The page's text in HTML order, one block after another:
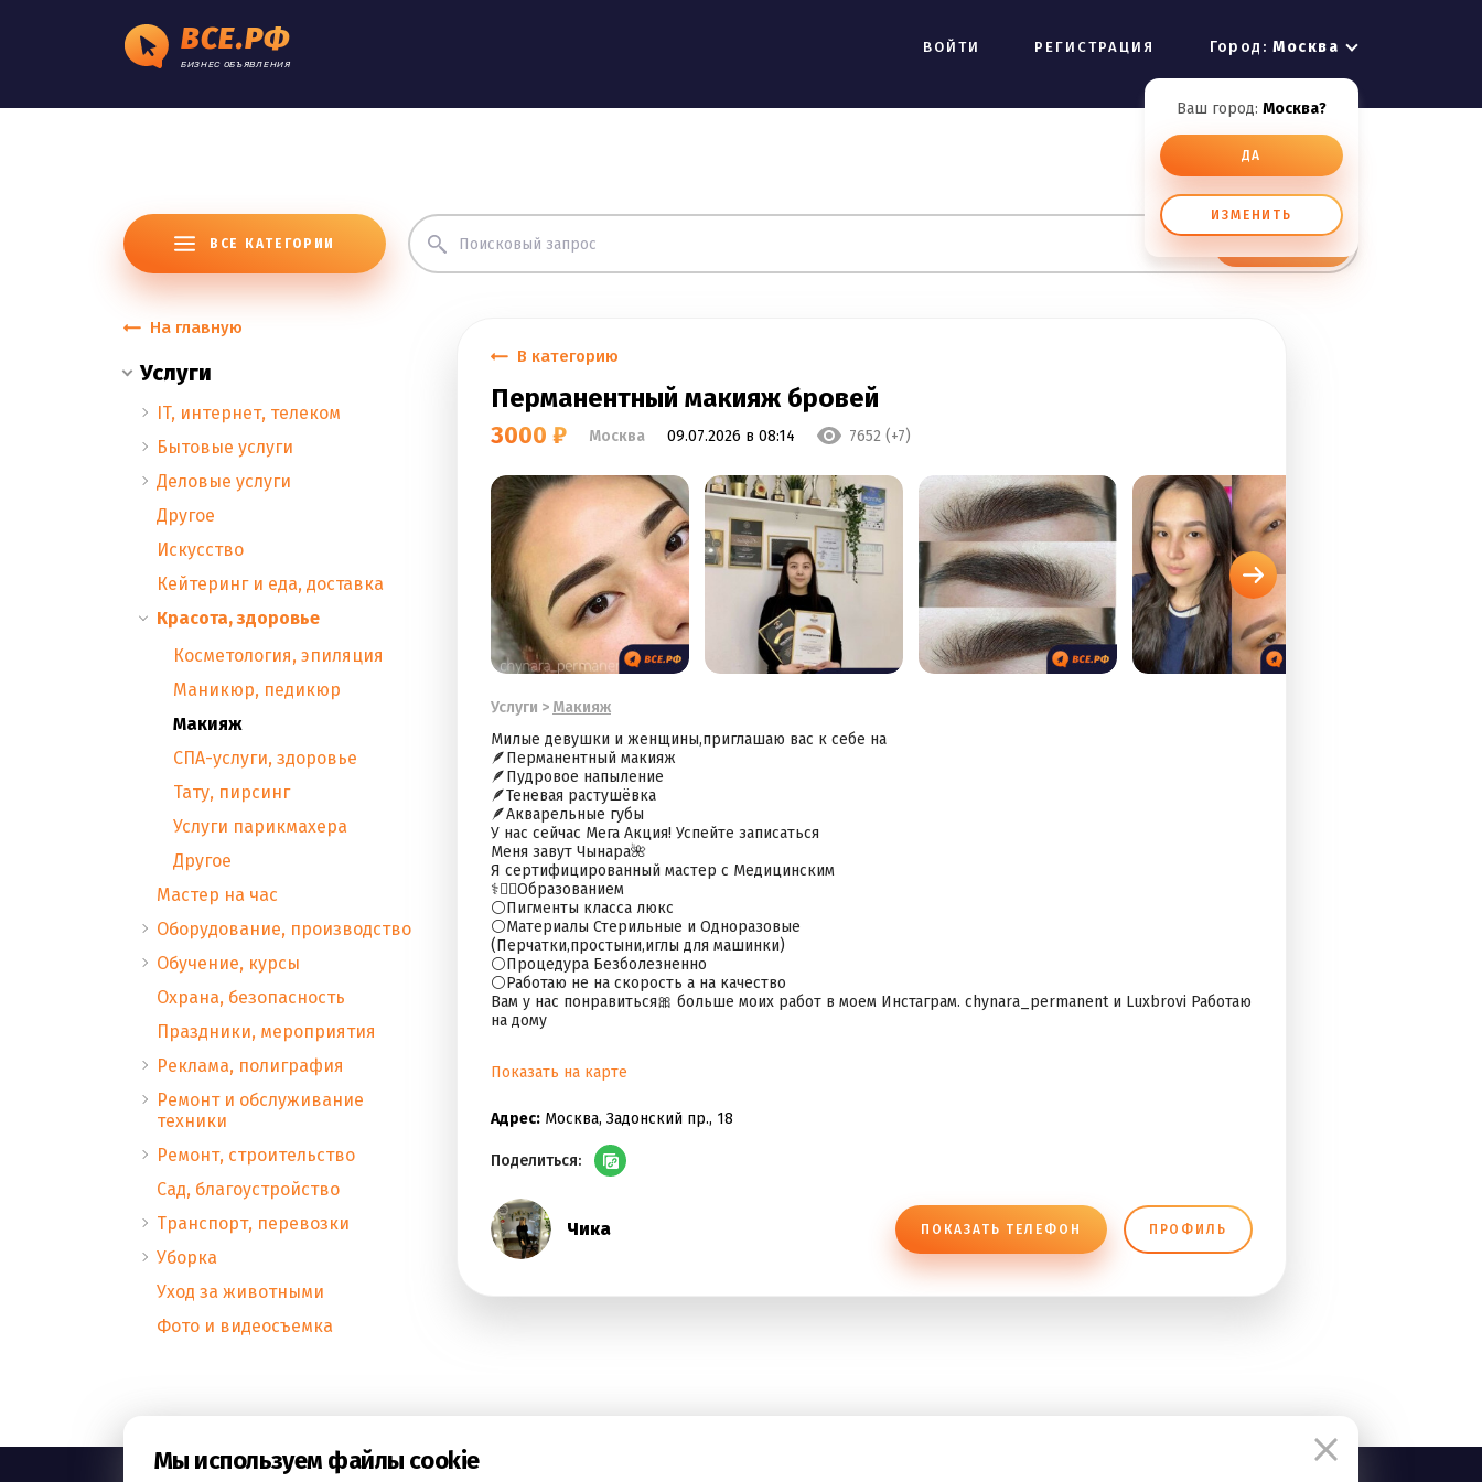
ВСЕ.РФ
БИЗНЕС ОБЪЯВЛЕНИЯ
ВОЙТИ РЕГИСТРАЦИЯ Город:Москва
Ваш город: Москва?
ДА
ИЗМЕНИТЬ
ВСЕ КАТЕГОРИИ
На главную
Услуги
IT, интернет, телеком
Бытовые услуги
Деловые услуги
Другое
Искусство
Кейтеринг и еда, доставка
Красота, здоровье
Косметология, эпиляция
Маникюр, педикюр
Макияж
СПА-услуги, здоровье
Тату, пирсинг
Услуги парикмахера
Другое
Мастер на час
Оборудование, производство
Обучение, курсы
Охрана, безопасность
Праздники, мероприятия
Реклама, полиграфия
Ремонт и обслуживание
техники
Ремонт, строительство
Сад, благоустройство
Транспорт, перевозки
Уборка
Уход за животными
Фото и видеосъемка
В категорию
Перманентный макияж бровей
3000 ₽ Москва 09.07.2026 в 08:14 7652 (+7)
Услуги > Макияж
Милые девушки и женщины,приглашаю вас к себе на
🪶Перманентный макияж
🪶Пудровое напыление
🪶Теневая растушёвка
🪶Акварельные губы
У нас сейчас Мега Акция! Успейте записаться
Меня завут Чынара🌺
Я сертифицированный мастер с Медицинским
⚕️👩‍⚕️Образованием
⚪️Пигменты класса люкс
⚪️Материалы Стерильные и Одноразовые
(Перчатки,простыни,иглы для машинки)
⚪️Процедура Безболезненно
⚪️Работаю не на скорость а на качество
Вам у нас понравиться🎀 больше моих работ в моем Инстаграм. chynara_permanent и Luxbrovi Работаю
на дому
Показать на карте
Адрес: Москва, Задонский пр., 18
Поделиться:
Чика ПОКАЗАТЬ ТЕЛЕФОН ПРОФИЛЬ
Мы используем файлы cookie